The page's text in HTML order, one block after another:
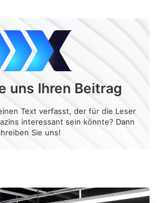
uns Ihren Beitrag
Text verfasst, der für die Leser
interessant sein könnte? Dann
Sie uns!